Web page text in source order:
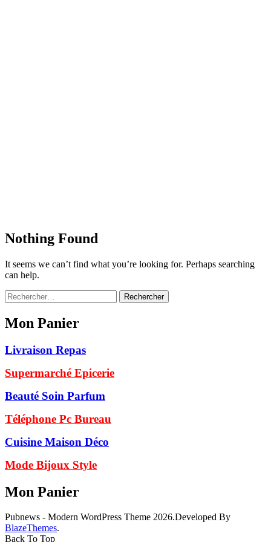
Nothing Found
It seems we can’t find what you’re looking for. Perhaps searching
can help.
Rechercher :
Mon Panier
Livraison Repas
Supermarché Epicerie
Beauté Soin Parfum
Téléphone Pc Bureau
Cuisine Maison Déco
Mode Bijoux Style
Mon Panier
Pubnews - Modern WordPress Theme 2026.Developed By
BlazeThemes.
Back To Top